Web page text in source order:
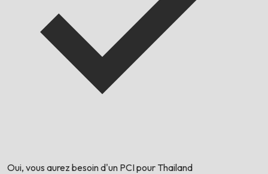
Oui, vous aurez besoin d'un PCI pour Thailand